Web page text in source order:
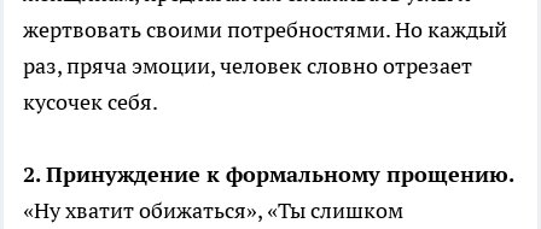
жертвовать своими потребностями. Но каждый
раз, пряча эмоции, человек словно отрезает
кусочек себя.
2. Принуждение к формальному прощению.
«Ну хватит обижаться», «Ты слишком